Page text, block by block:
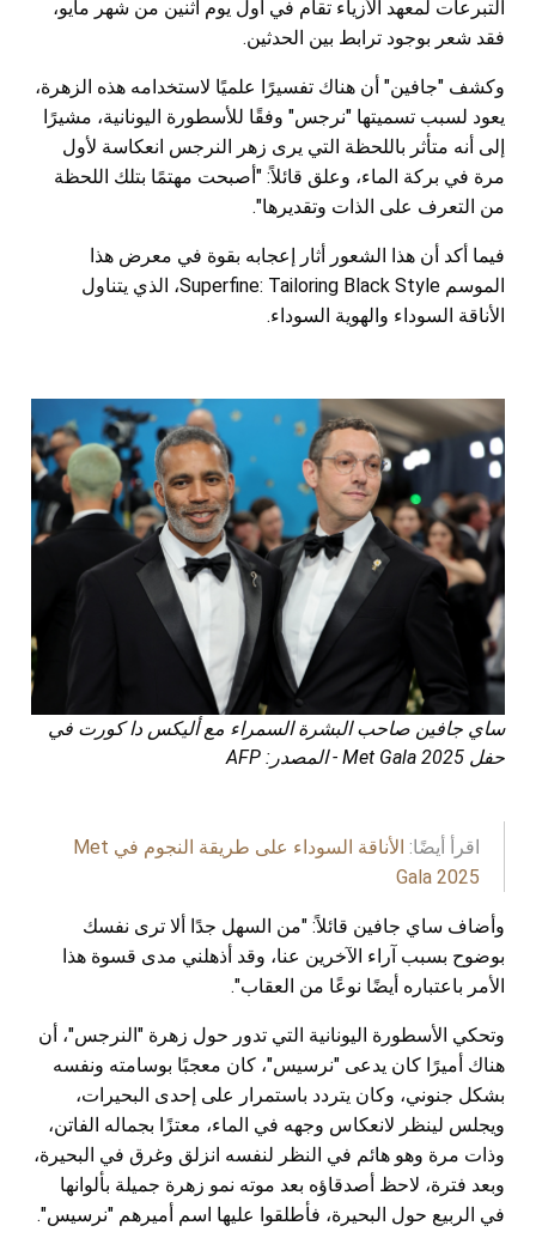
التبرعات لمعهد الأزياء تقام في أول يوم اثنين من شهر مايو،
فقد شعر بوجود ترابط بين الحدثين.
وكشف "جافين" أن هناك تفسيرًا علميًا لاستخدامه هذه الزهرة،
يعود لسبب تسميتها "نرجس" وفقًا للأسطورة اليونانية، مشيرًا
إلى أنه متأثر باللحظة التي يرى زهر النرجس انعكاسة لأول
مرة في بركة الماء، وعلق قائلاً: "أصبحت مهتمًا بتلك اللحظة
من التعرف على الذات وتقديرها".
فيما أكد أن هذا الشعور أثار إعجابه بقوة في معرض هذا
الموسم Superfine: Tailoring Black Style، الذي يتناول
الأناقة السوداء والهوية السوداء.
ساي جافين صاحب البشرة السمراء مع أليكس دا كورت في
حفل Met Gala 2025 - المصدر: AFP
اقرأ أيضًا:
الأناقة السوداء على طريقة النجوم في Met
Gala 2025
وأضاف ساي جافين قائلاً: "من السهل جدًا ألا ترى نفسك
بوضوح بسبب آراء الآخرين عنا، وقد أذهلني مدى قسوة هذا
الأمر باعتباره أيضًا نوعًا من العقاب".
وتحكي الأسطورة اليونانية التي تدور حول زهرة "النرجس"، أن
هناك أميرًا كان يدعى "نرسيس"، كان معجبًا بوسامته ونفسه
بشكل جنوني، وكان يتردد باستمرار على إحدى البحيرات،
ويجلس لينظر لانعكاس وجهه في الماء، معتزًا بجماله الفاتن،
وذات مرة وهو هائم في النظر لنفسه انزلق وغرق في البحيرة،
وبعد فترة، لاحظ أصدقاؤه بعد موته نمو زهرة جميلة بألوانها
في الربيع حول البحيرة، فأطلقوا عليها اسم أميرهم "نرسيس".